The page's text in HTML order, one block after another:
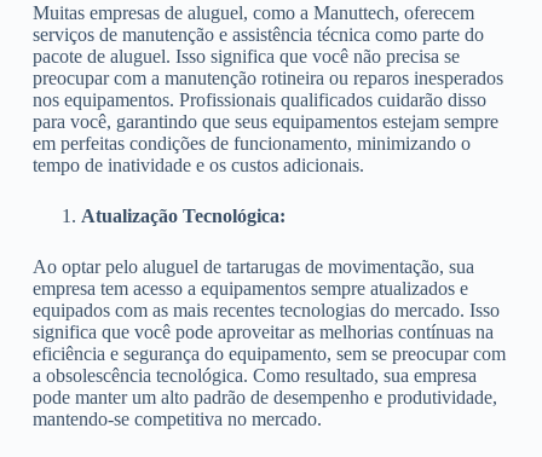
Muitas empresas de aluguel, como a Manuttech, oferecem
serviços de manutenção e assistência técnica como parte do
pacote de aluguel. Isso significa que você não precisa se
preocupar com a manutenção rotineira ou reparos inesperados
nos equipamentos. Profissionais qualificados cuidarão disso
para você, garantindo que seus equipamentos estejam sempre
em perfeitas condições de funcionamento, minimizando o
tempo de inatividade e os custos adicionais.
Atualização Tecnológica:
Ao optar pelo aluguel de tartarugas de movimentação, sua
empresa tem acesso a equipamentos sempre atualizados e
equipados com as mais recentes tecnologias do mercado. Isso
significa que você pode aproveitar as melhorias contínuas na
eficiência e segurança do equipamento, sem se preocupar com
a obsolescência tecnológica. Como resultado, sua empresa
pode manter um alto padrão de desempenho e produtividade,
mantendo-se competitiva no mercado.